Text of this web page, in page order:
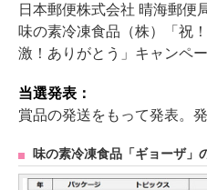
日本郵便株式会社 晴海郵便
味の素冷凍食品（株）「祝
激！ありがとう」キャンペ
当選発表：
賞品の発送をもって発表。
味の素冷凍食品「ギョーザ」